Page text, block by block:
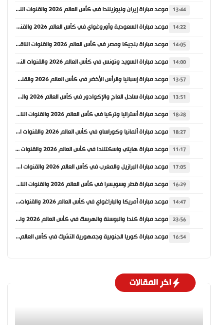
13:44 موعد مباراة إيران ونيوزيلندا في كأس العالم 2026 والقنوات الناقلة
14:22 موعد مباراة السعودية وأوروغواي في كأس العالم 2026 والقنوات الناقلة
14:05 موعد مباراة بلجيكا ومصر في كأس العالم 2026 والقنوات الناقلة
14:00 موعد مباراة السويد وتونس في كأس العالم 2026 والقنوات الناقلة
13:57 موعد مباراة إسبانيا والرأس الأخضر في كأس العالم 2026 والقنوات الناقلة
13:51 موعد مباراة ساحل العاج والإكوادور في كأس العالم 2026 والقنوات الناقلة
18:28 موعد مباراة أستراليا وتركيا في كأس العالم 2026 والقنوات الناقلة
18:27 موعد مباراة ألمانيا وكوراساو في كأس العالم 2026 والقنوات الناقلة
11:17 موعد مباراة هايتي واسكتلندا في كأس العالم 2026 والقنوات الناقلة
17:05 موعد مباراة البرازيل والمغرب في كأس العالم 2026 والقنوات الناقلة
16:29 موعد مباراة قطر وسويسرا في كأس العالم 2026 والقنوات الناقلة
14:47 موعد مباراة أمريكا والباراغواي في كأس العالم 2026 والقنوات الناقلة
23:56 موعد مباراة كندا والبوسنة والهرسك في كأس العالم 2026 والقنوات الناقلة
16:54 موعد مباراة كوريا الجنوبية وجمهورية التشيك في كأس العالم 2026 والقنوات الناقلة
اخر المقالات